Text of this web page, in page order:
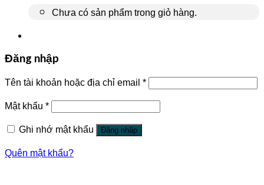
Chưa có sản phẩm trong giỏ hàng.
Đăng nhập
Tên tài khoản hoặc địa chỉ email *
Mật khẩu *
Ghi nhớ mật khẩu Đăng nhập
Quên mật khẩu?